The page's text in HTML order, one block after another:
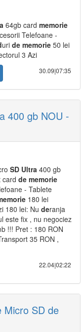
64gb card memorie
Telefoane -
uri de memorie 50 lei
3 Azi
30.09|07:35
400 gb NOU -
SD Ultra 400 gb
card de memorie
- Tablete
180 lei
180 lei: Nu deranja
este fix , nu negociez
!!! Pret : 180 RON
35 RON ,
22.04|02:22
Micro SD de